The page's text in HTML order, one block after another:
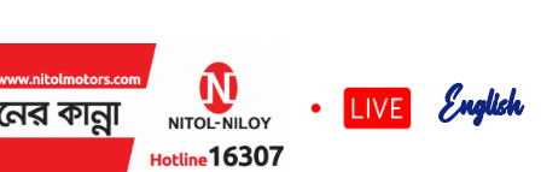
English